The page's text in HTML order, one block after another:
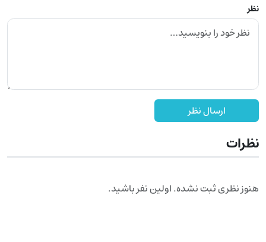
نظر
ارسال نظر
نظرات
هنوز نظری ثبت نشده. اولین نفر باشید.